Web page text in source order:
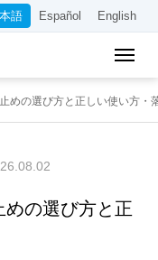
語 Español English
めの選び方と正しい使い方・
めの選び方と正